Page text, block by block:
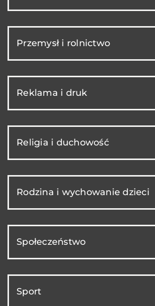
Przemysł i rolnictwo
Reklama i druk
Religia i duchowość
Rodzina i wychowanie dzieci
Społeczeństwo
Sport